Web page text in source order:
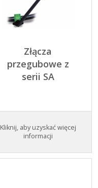
Złącza
przegubowe z
serii SA
Kliknij, aby uzyskać więcej
informacji